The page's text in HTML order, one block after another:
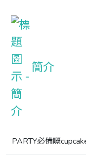
簡介
PARTY必備嘅